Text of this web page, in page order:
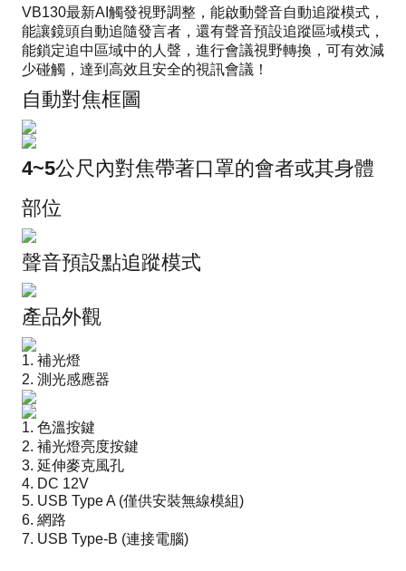
VB130最新AI觸發視野調整，能啟動聲音自動追蹤模式，
能讓鏡頭自動追隨發言者，還有聲音預設追蹤區域模式，
能鎖定追中區域中的人聲，進行會議視野轉換，可有效減
少碰觸，達到高效且安全的視訊會議！
自動對焦框圖
4~5公尺內對焦帶著口罩的會者或其身體
部位
聲音預設點追蹤模式
產品外觀
補光燈
測光感應器
色溫按鍵
補光燈亮度按鍵
延伸麥克風孔
DC 12V
USB Type A (僅供安裝無線模組)
網路
USB Type-B (連接電腦)